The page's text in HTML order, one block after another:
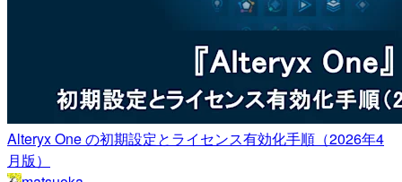
Alteryx One の初期設定とライセンス有効化手順（2026年4
月版）